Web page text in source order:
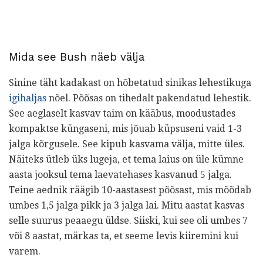
Mida see Bush näeb välja
Sinine täht kadakast on hõbetatud sinikas lehestikuga
igihaljas nõel. Põõsas on tihedalt pakendatud lehestik.
See aeglaselt kasvav taim on kääbus, moodustades
kompaktse küngaseni, mis jõuab küpsuseni vaid 1-3
jalga kõrgusele. See kipub kasvama välja, mitte üles.
Näiteks ütleb üks lugeja, et tema laius on üle kümne
aasta jooksul tema laevatehases kasvanud 5 jalga.
Teine aednik räägib 10-aastasest põõsast, mis mõõdab
umbes 1,5 jalga pikk ja 3 jalga lai. Mitu aastat kasvas
selle suurus peaaegu üldse. Siiski, kui see oli umbes 7
või 8 aastat, märkas ta, et seeme levis kiiremini kui
varem.